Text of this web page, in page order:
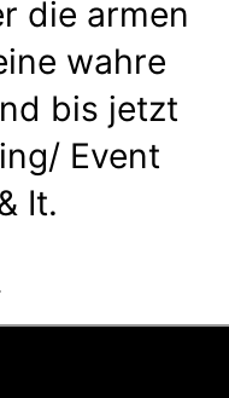
die armen
wahre
bis jetzt
Event
It.